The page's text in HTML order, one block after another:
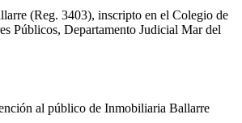
(Reg. 3403), inscripto en el Colegio de
Públicos, Departamento Judicial Mar del
al público de Inmobiliaria Ballarre